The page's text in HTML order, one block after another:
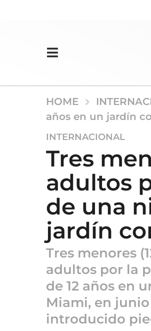
HOME
años en un jardín
5
e
s
a
g
o
5
e
e
s
a
g
INTERNACIONAL
Tres
adultos
de una
jardín
Tres menores
adultos por la
de 12 años en
Miami, en
introducido